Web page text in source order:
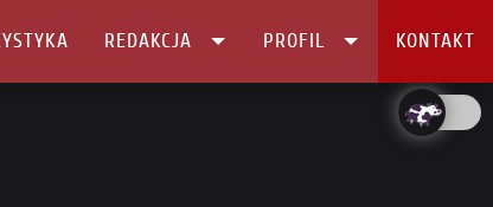
REDAKCJA PROFIL KONTAKT